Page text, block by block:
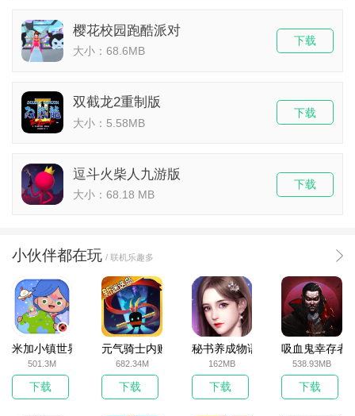
樱花校园跑酷派对
大小：68.6MB
下载
双截龙2重制版
大小：5.58MB
下载
逗斗火柴人九游版
大小：68.18 MB
下载
小伙伴都在玩 / 联机乐趣多
米加小镇世界2025官方版
501.3M
下载
元气骑士内购破解版
682.34M
下载
秘书养成物语
162MB
下载
吸血鬼幸存者
538.93MB
下载